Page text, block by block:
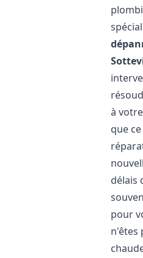
à
que
délais
pour
n'êtes